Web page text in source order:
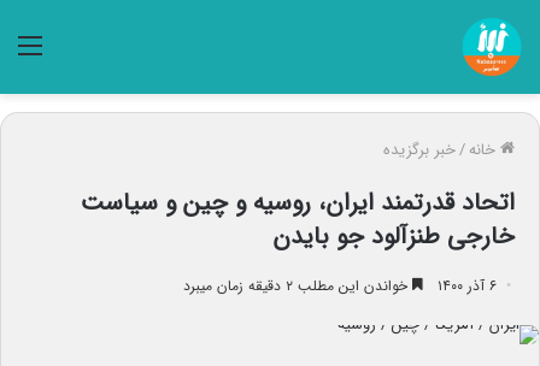
خانه/خبر برگزیده
اتحاد قدرتمند ایران، روسیه و چین و سیاست
خارجی طنزآلود جو بایدن
۶ آذر ۱۴۰۰ خواندن این مطلب ۲ دقیقه زمان میبرد